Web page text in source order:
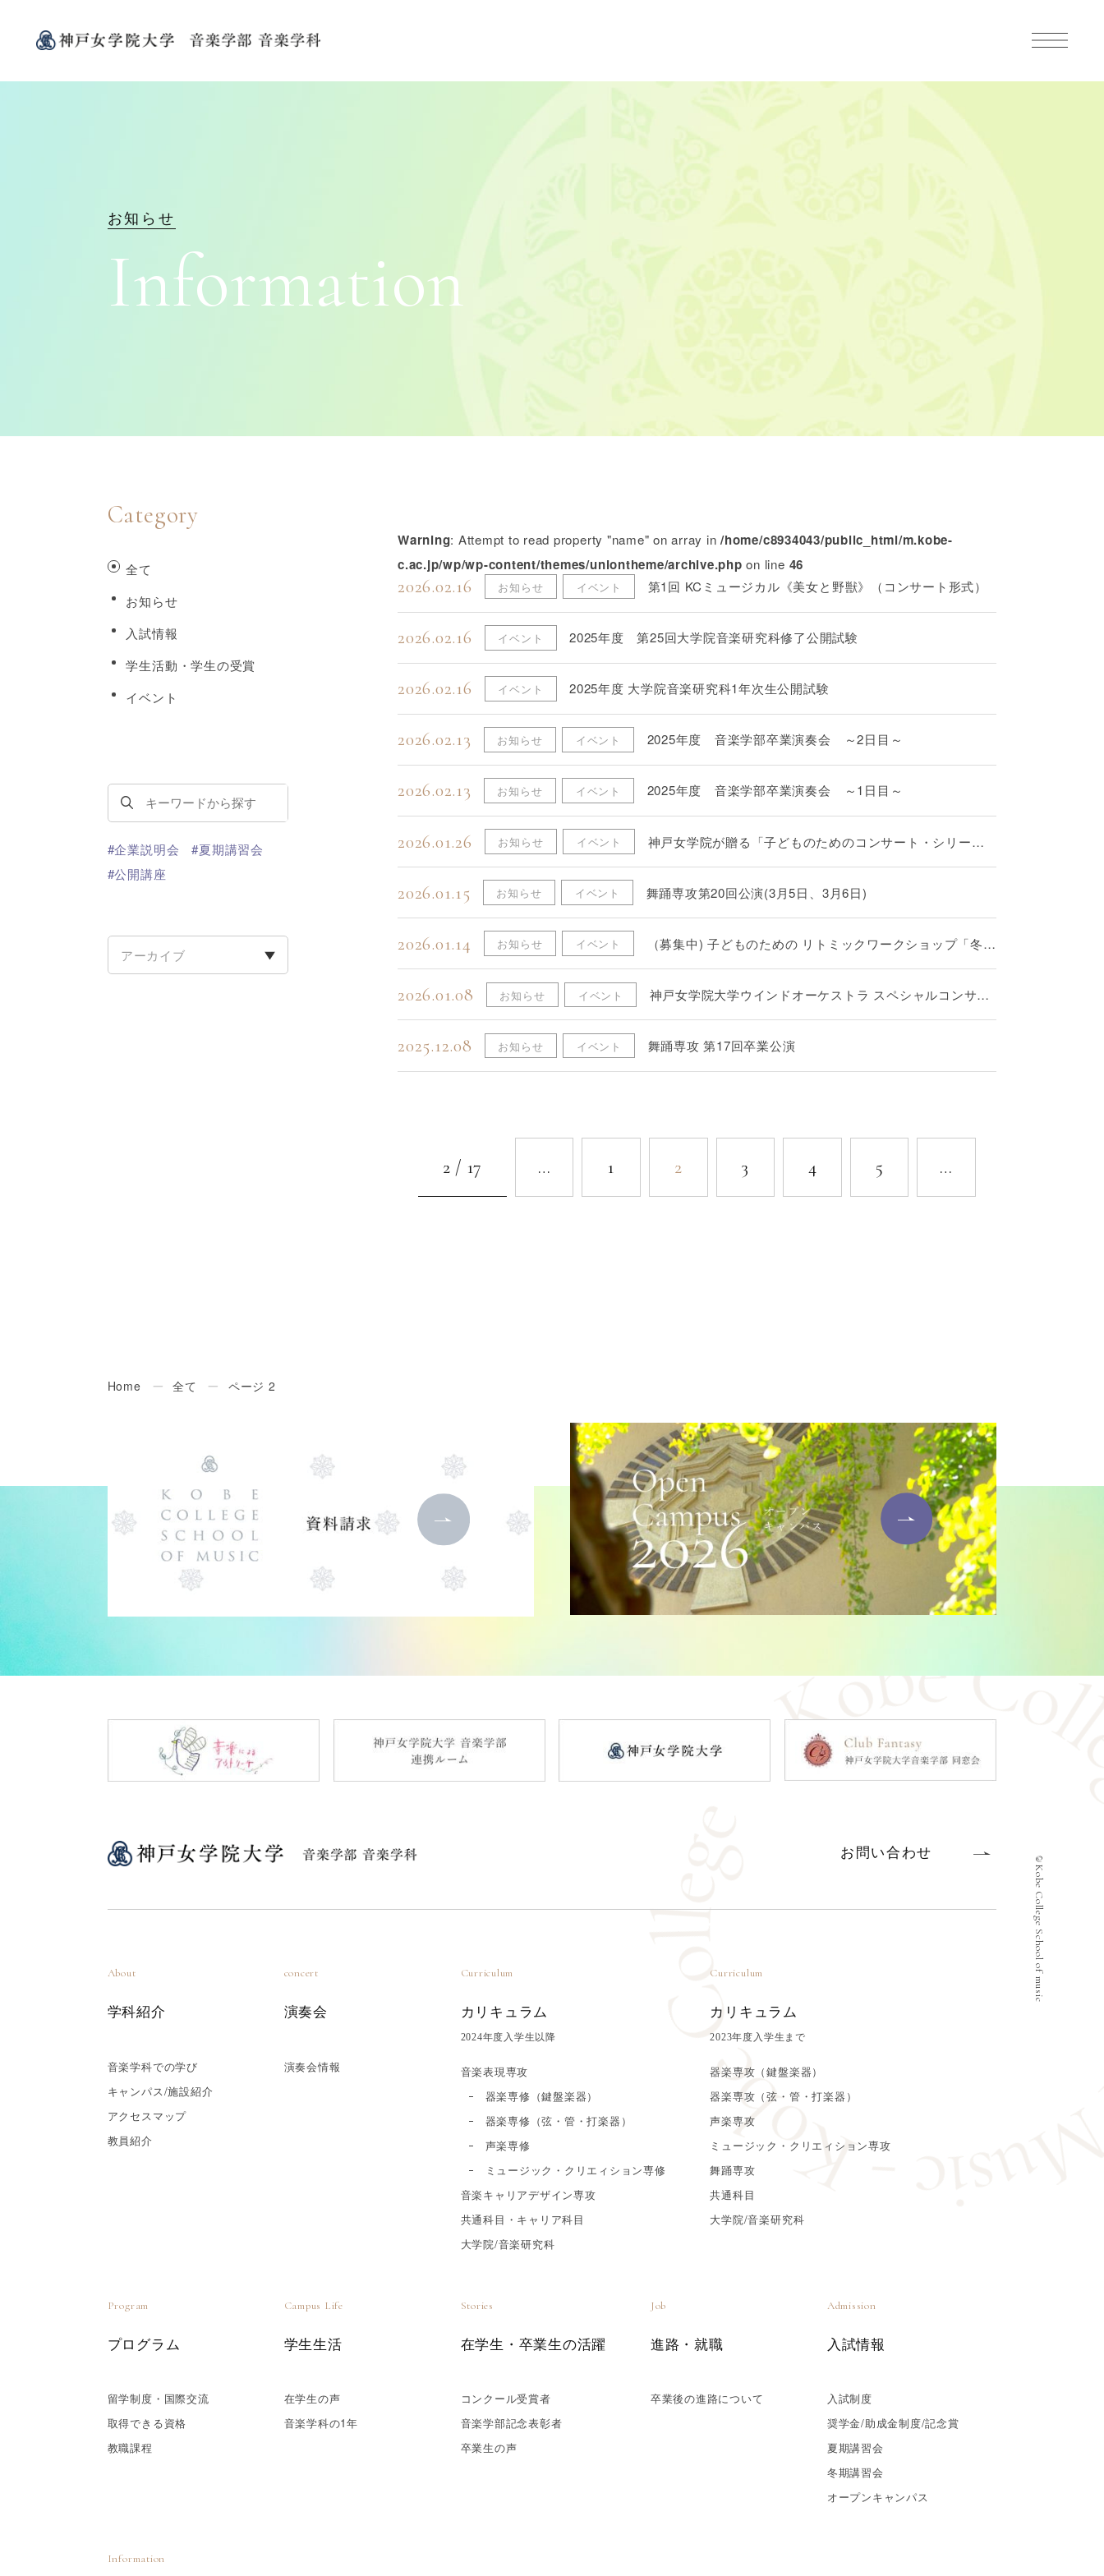
お知らせ
Information
Category
全て
お知らせ
入試情報
学生活動・学生の受賞
イベント
#企業説明会
#夏期講習会
#公開講座
アーカイブ
Warning: Attempt to read property "name" on array in/home/c8934043/public_html/m.kobe-
c.ac.jp/wp/wp-content/themes/uniontheme/archive.php on line 46
2026.02.16 お知らせ イベント 第1回 KCミュージカル《美女と野獣》（コンサート形式）
2026.02.16 イベント 2025年度 第25回大学院音楽研究科修了公開試験
2026.02.16 イベント 2025年度 大学院音楽研究科1年次生公開試験
2026.02.13 お知らせ イベント 2025年度 音楽学部卒業演奏会 ～2日目～
2026.02.13 お知らせ イベント 2025年度 音楽学部卒業演奏会 ～1日目～
2026.01.26 お知らせ イベント
神戸女学院が贈る「子どものためのコンサート・シリー
ズ」第72回 スペシャル・コンサート ～ひらいた、見つ
けた、私の世界！～
2026.01.15 お知らせ イベント 舞踊専攻第20回公演(3月5日、3月6日)
2026.01.14 お知らせ イベント
（募集中) 子どものための リトミックワークショップ「冬の
ティーパーティー」
2026.01.08 お知らせ イベント
神戸女学院大学ウインドオーケストラ スペシャルコンサー
ト〜時をつむぐ祈りとハーモニー〜
2025.12.08 お知らせ イベント 舞踊専攻 第17回卒業公演
2 / 17 … 1 2 3 4 5 …
Home ー 全て ー ページ 2
お問い合わせ
About
学科紹介
音楽学科での学び
キャンパス/施設紹介
アクセスマップ
教員紹介
concert
演奏会
演奏会情報
Curriculum
カリキュラム
2024年度入学生以降
音楽表現専攻
器楽専修（鍵盤楽器）
器楽専修（弦・管・打楽器）
声楽専修
ミュージック・クリエィション専修
音楽キャリアデザイン専攻
共通科目・キャリア科目
大学院/音楽研究科
Curriculum
カリキュラム
2023年度入学生まで
器楽専攻（鍵盤楽器）
器楽専攻（弦・管・打楽器）
声楽専攻
ミュージック・クリエィション専攻
舞踊専攻
共通科目
大学院/音楽研究科
Program
プログラム
留学制度・国際交流
取得できる資格
教職課程
Campus Life
学生生活
在学生の声
音楽学科の1年
Stories
在学生・卒業生の活躍
コンクール受賞者
音楽学部記念表彰者
卒業生の声
Job
進路・就職
卒業後の進路について
Admission
入試情報
入試制度
奨学金/助成金制度/記念賞
夏期講習会
冬期講習会
オープンキャンパス
Information
©Kobe College School of music